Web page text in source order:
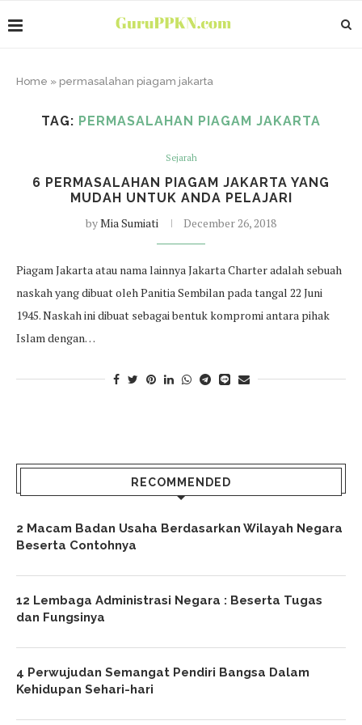
Home » permasalahan piagam jakarta
TAG: PERMASALAHAN PIAGAM JAKARTA
Sejarah
6 PERMASALAHAN PIAGAM JAKARTA YANG
MUDAH UNTUK ANDA PELAJARI
byMia Sumiati December 26, 2018
Piagam Jakarta atau nama lainnya Jakarta Charter adalah sebuah
naskah yang dibuat oleh Panitia Sembilan pada tangal 22 Juni
1945. Naskah ini dibuat sebagai bentuk kompromi antara pihak
Islam dengan…
RECOMMENDED
2 Macam Badan Usaha Berdasarkan Wilayah Negara
Beserta Contohnya
12 Lembaga Administrasi Negara : Beserta Tugas
dan Fungsinya
4 Perwujudan Semangat Pendiri Bangsa Dalam
Kehidupan Sehari-hari